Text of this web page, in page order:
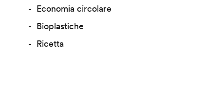
Economia circolare
Bioplastiche
Ricetta